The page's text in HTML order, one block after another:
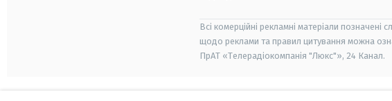
Всі комерційні рекламні матеріали
щодо реклами та правил цитування можна
ПрАТ «Телерадіокомпанія "Люкс"», 24 Канал.